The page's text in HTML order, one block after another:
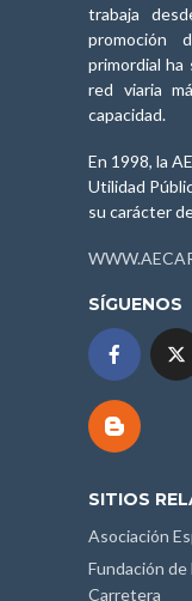
trabaja
promoción
primordial ha
red viaria
capacidad.
En 1998, la
Utilidad
su carácter
SÍGUENOS
SITIOS
Asociación
Fundación de
Carretera